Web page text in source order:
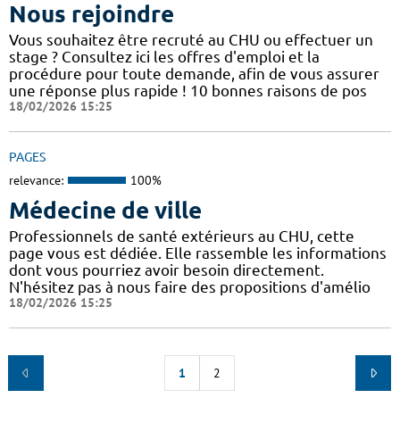
Nous rejoindre
Vous souhaitez être recruté au CHU ou effectuer un
stage ? Consultez ici les offres d'emploi et la
procédure pour toute demande, afin de vous assurer
une réponse plus rapide ! 10 bonnes raisons de pos
18/02/2026 15:25
PAGES
relevance: 100%
Médecine de ville
Professionnels de santé extérieurs au CHU, cette
page vous est dédiée. Elle rassemble les informations
dont vous pourriez avoir besoin directement.
N'hésitez pas à nous faire des propositions d'amélio
18/02/2026 15:25
1 2